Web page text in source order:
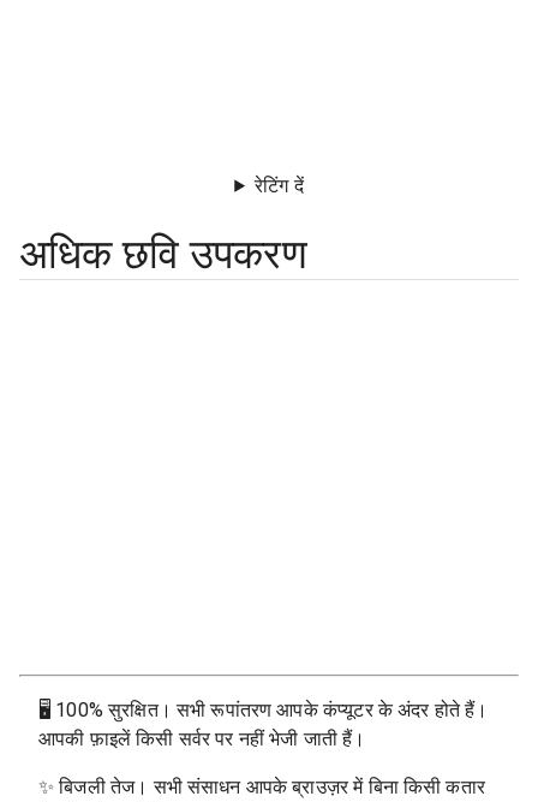
रेटिंग दें
अधिक छवि उपकरण
🖥 100% सुरक्षित। सभी रूपांतरण आपके कंप्यूटर के अंदर होते हैं।
आपकी फ़ाइलें किसी सर्वर पर नहीं भेजी जाती हैं।
✨बिजली तेज। सभी संसाधन आपके ब्राउज़र में बिना किसी कतार